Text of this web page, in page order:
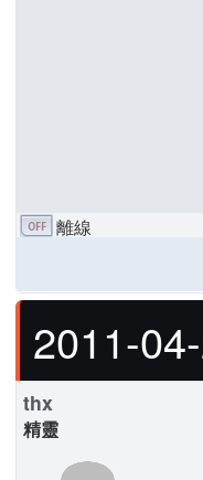
離線
2011-
thx
精靈